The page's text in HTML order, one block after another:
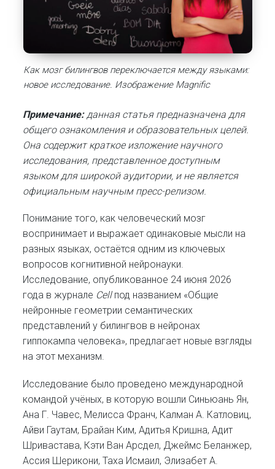
Как мозг билингвов переключается между языками:
новое исследование. Изображение Magnific
Примечание:данная статья предназначена для
общего ознакомления и образовательных целей.
Она содержит краткое изложение научного
исследования, представленное доступным
языком для широкой аудитории, и не является
официальным научным пресс-релизом.
Понимание того, как человеческий мозг
воспринимает и выражает одинаковые мысли на
разных языках, остаётся одним из ключевых
вопросов когнитивной нейронауки.
Исследование, опубликованное 24 июня 2026
года в журнале Cellпод названием «Общие
нейронные геометрии семантических
представлений у билингвов в нейронах
гиппокампа человека», предлагает новые взгляды
на этот механизм.
Исследование было проведено международной
командой учёных, в которую вошли Синьюань Ян,
Ана Г. Чавес, Мелисса Франч, Калман А. Катловиц,
Айви Гаутам, Брайан Ким, Адитья Кришна, Адит
Шривастава, Кэти Ван Арсдел, Джеймс Беланжер,
Ассия Шерикони, Таха Исмаил, Элизабет А.